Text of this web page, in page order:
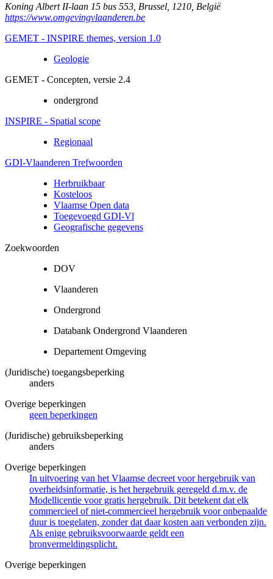
Koning Albert II-laan 15 bus 553 Brussel 1210 België
https://www.omgevingvlaanderen.be
GEMET - INSPIRE themes, version 1.0
Geologie
GEMET - Concepten, versie 2.4
ondergrond
INSPIRE - Spatial scope
Regionaal
GDI-Vlaanderen Trefwoorden
Herbruikbaar
Kosteloos
Vlaamse Open data
Toegevoegd GDI-Vl
Geografische gegevens
Zoekwoorden
DOV
Vlaanderen
Ondergrond
Databank Ondergrond Vlaanderen
Departement Omgeving
(Juridische) toegangsbeperking
anders
Overige beperkingen
geen beperkingen
(Juridische) gebruiksbeperking
anders
Overige beperkingen
In uitvoering van het Vlaamse decreet voor hergebruik van
overheidsinformatie, is het hergebruik geregeld d.m.v. de
Modellicentie voor gratis hergebruik. Dit betekent dat elk
commercieel of niet-commercieel hergebruik voor onbepaalde
duur is toegelaten, zonder dat daar kosten aan verbonden zijn.
Als enige gebruiksvoorwaarde geldt een
bronvermeldingsplicht.
Overige beperkingen